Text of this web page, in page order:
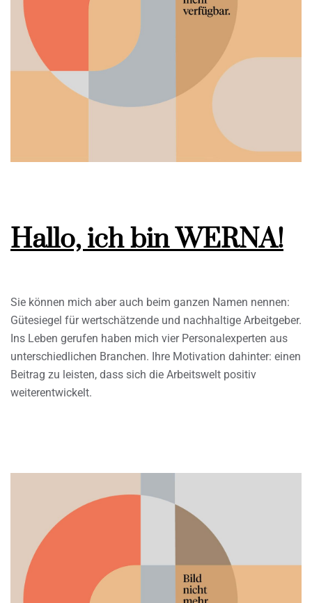
Hallo, ich bin WERNA!
Sie können mich aber auch beim ganzen Namen nennen:
Gütesiegel für wertschätzende und nachhaltige Arbeitgeber.
Ins Leben gerufen haben mich vier Personalexperten aus
unterschiedlichen Branchen. Ihre Motivation dahinter: einen
Beitrag zu leisten, dass sich die Arbeitswelt positiv
weiterentwickelt.